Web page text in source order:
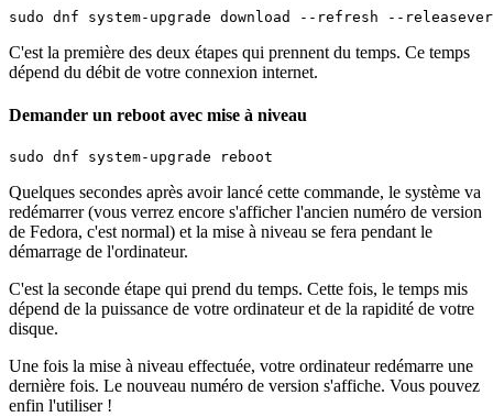
sudo dnf system-upgrade download --refresh --
C'est la première des deux étapes qui prennent du temps. Ce temps
dépend du débit de votre connexion internet.
Demander un reboot avec mise à niveau
sudo dnf system-upgrade reboot
Quelques secondes après avoir lancé cette commande, le système va
redémarrer (vous verrez encore s'afficher l'ancien numéro de version
de Fedora, c'est normal) et la mise à niveau se fera pendant le
démarrage de l'ordinateur.
C'est la seconde étape qui prend du temps. Cette fois, le temps mis
dépend de la puissance de votre ordinateur et de la rapidité de votre
disque.
Une fois la mise à niveau effectuée, votre ordinateur redémarre une
dernière fois. Le nouveau numéro de version s'affiche. Vous pouvez
enfin l'utiliser !